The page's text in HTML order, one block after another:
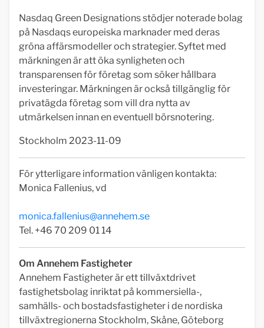
Nasdaq Green Designations stödjer noterade bolag
på Nasdaqs europeiska marknader med deras
gröna affärsmodeller och strategier. Syftet med
märkningen är att öka synligheten och
transparensen för företag som söker hållbara
investeringar. Märkningen är också tillgänglig för
privatägda företag som vill dra nytta av
utmärkelsen innan en eventuell börsnotering.
Stockholm 2023-11-09
För ytterligare information vänligen kontakta:
Monica Fallenius, vd
monica.fallenius@annehem.se
Tel. +46 70 209 01 14
Om Annehem Fastigheter
Annehem Fastigheter är ett tillväxtdrivet
fastighetsbolag inriktat på kommersiella-,
samhälls- och bostadsfastigheter i de nordiska
tillväxtregionerna Stockholm, Skåne, Göteborg